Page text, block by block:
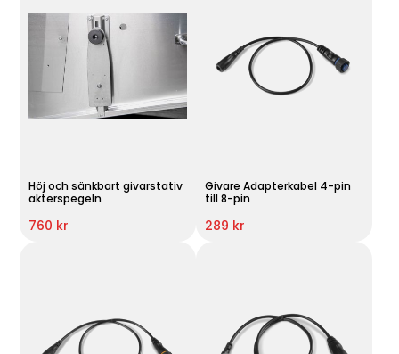
Höj och sänkbart givarstativ
akterspegeln
760 kr
Givare Adapterkabel 4-pin
till 8-pin
289 kr